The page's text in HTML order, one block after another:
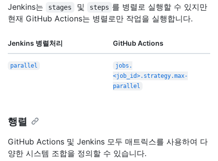
Jenkins는 stages 및 steps 를 병렬로 실행할 수 있지만
현재 GitHub Actions는 병렬로만 작업을 실행합니다.
Jenkins 병렬처리 GitHub Actions
parallel
jobs.
<job_id>.strategy.max-
parallel
행렬
GitHub Actions 및 Jenkins 모두 매트릭스를 사용하여 다
양한 시스템 조합을 정의할 수 있습니다.